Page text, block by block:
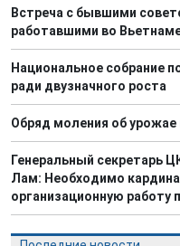
Встреча с бывшими
работавшими во
Национальное собрание
ради двузначного роста
Обряд моления об урожае
Генеральный секретарь
Лам: Необходимо
организационную работу